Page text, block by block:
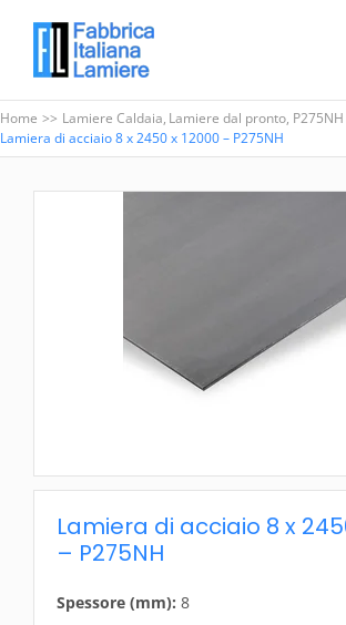
contenuto
Home Lamiere Caldaia Lamiere dal pronto P275NH
Lamiera di acciaio 8 x 2450 x 12000 – P275NH
Lamiera di acciaio 8 x
– P275NH
Spessore (mm): 8